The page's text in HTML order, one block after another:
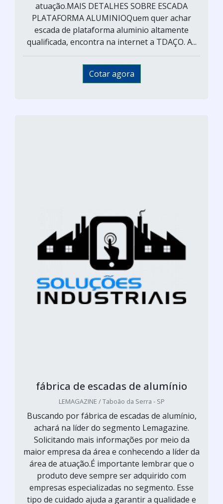
atuação.MAIS DETALHES SOBRE ESCADA
PLATAFORMA ALUMINIOQuem quer achar
escada de plataforma aluminio altamente
qualificada, encontra na internet a TDAÇO. A...
Cotar agora
fábrica de escadas de alumínio
LEMAGAZINE / Taboão da Serra - SP
Buscando por fábrica de escadas de alumínio,
achará na líder do segmento Lemagazine.
Solicitando mais informações por meio da
maior empresa da área e conhecendo a líder da
área de atuação.É importante lembrar que o
produto deve sempre ser adquirido com
empresas especializadas no segmento. Esse
tipo de cuidado ajuda a garantir a qualidade e